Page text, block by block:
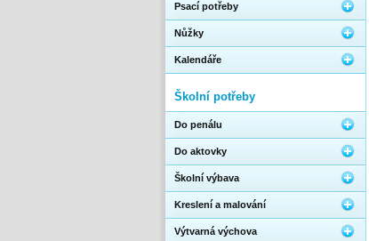
Psací potřeby
Nůžky
Kalendáře
Školní potřeby
Do penálu
Do aktovky
Školní výbava
Kreslení a malování
Výtvarná výchova